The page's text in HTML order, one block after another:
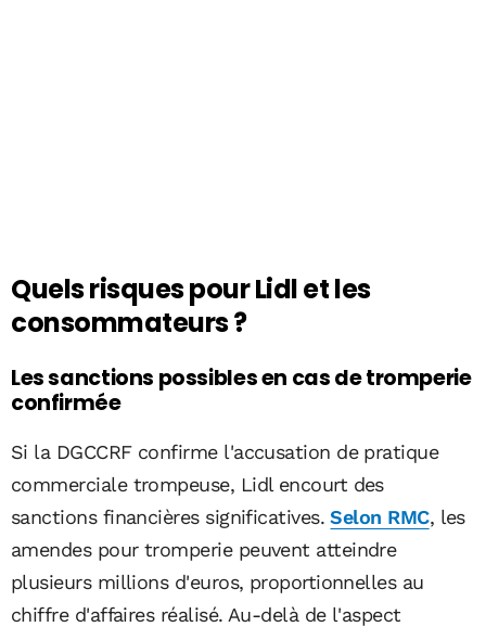
Quels risques pour Lidl et les
consommateurs ?
Les sanctions possibles en cas de tromperie
confirmée
Si la DGCCRF confirme l'accusation de pratique
commerciale trompeuse, Lidl encourt des
sanctions financières significatives.Selon RMC, les
amendes pour tromperie peuvent atteindre
plusieurs millions d'euros, proportionnelles au
chiffre d'affaires réalisé. Au-delà de l'aspect